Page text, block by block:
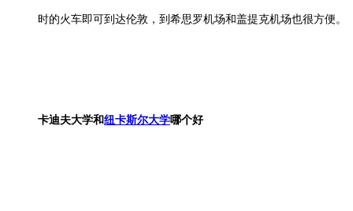
时的火车即可到达伦敦，到希思罗机场和盖提克机场也很方便。
卡迪夫大学和纽卡斯尔大学哪个好